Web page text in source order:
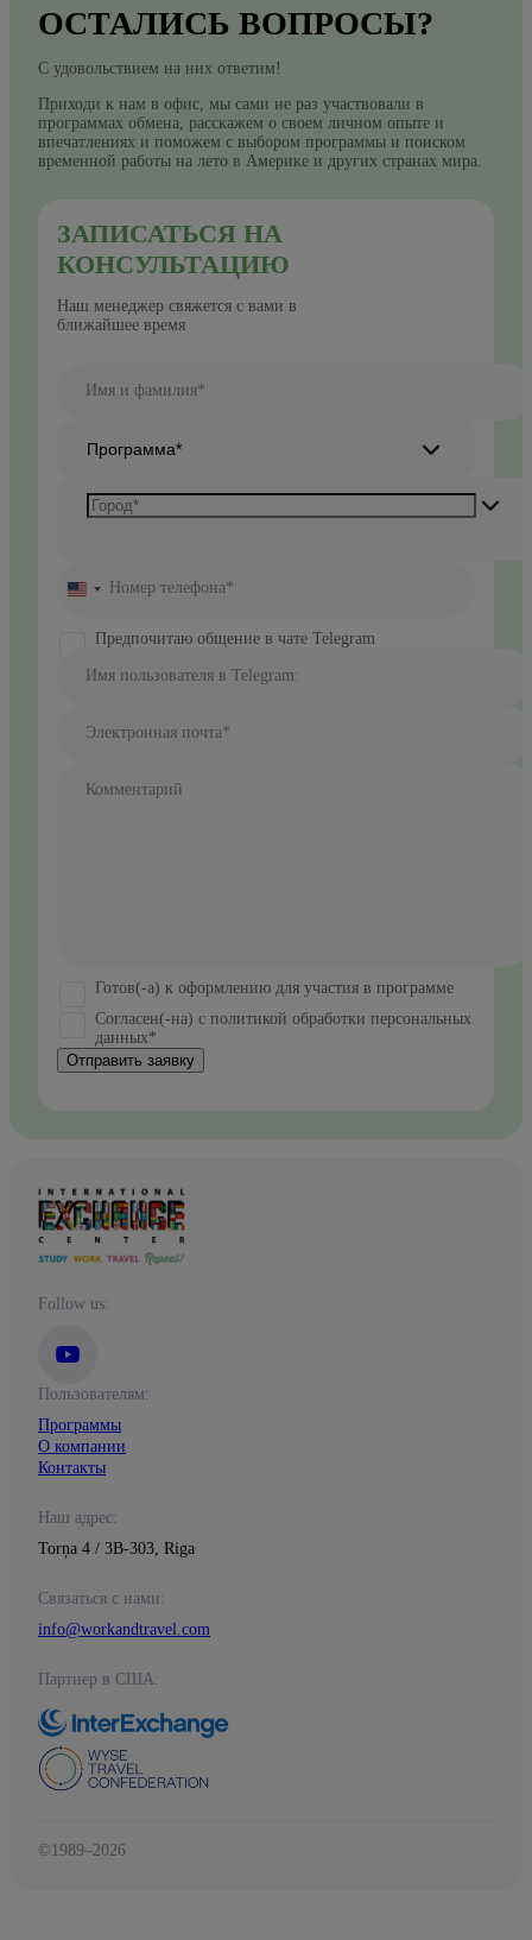
ОСТАЛИСЬ ВОПРОСЫ?
С удовольствием на них ответим!
Приходи к нам в офис, мы сами не раз участвовали в
программах обмена, расскажем о своем личном опыте и
впечатлениях и поможем с выбором программы и поиском
временной работы на лето в Америке и других странах мира.
ЗАПИСАТЬСЯ НА
КОНСУЛЬТАЦИЮ
Наш менеджер свяжется с вами в
ближайшее время
Имя и фамилия*
Программа*
United
+1
Номер телефона*
Предпочитаю общение в чате Telegram
Имя пользователя в Telegram:
Электронная почта*
Комментарий
Готов(-а) к оформлению для участия в программе
Согласен(-на) с политикой обработки персональных
данных*
Отправить заявку
Follow us:
Пользователям:
Программы
О компании
Контакты
Наш адрес:
Torņa 4 / 3B-303, Riga
Связаться с нами:
info@workandtravel.com
Партнер в США:
©1989–2026